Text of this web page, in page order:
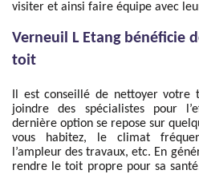
visiter et ainsi faire équipe avec
Verneuil L Etang bénéficie
toit
Il est conseillé de nettoyer
joindre des spécialistes pour
dernière option se repose sur
vous habitez, le climat
l’ampleur des travaux, etc. En
rendre le toit propre pour sa